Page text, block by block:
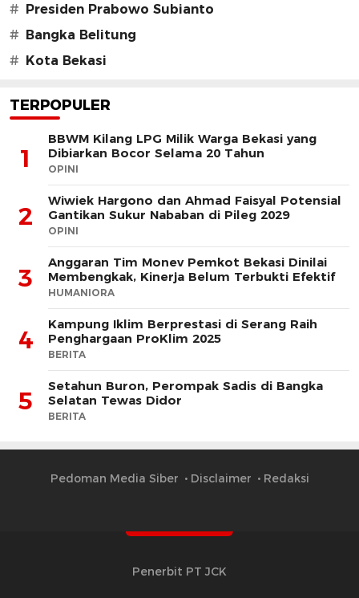
# Presiden Prabowo Subianto
# Bangka Belitung
# Kota Bekasi
TERPOPULER
1
BBWM Kilang LPG Milik Warga Bekasi yang
Dibiarkan Bocor Selama 20 Tahun
OPINI
2
Wiwiek Hargono dan Ahmad Faisyal Potensial
Gantikan Sukur Nababan di Pileg 2029
OPINI
3
Anggaran Tim Monev Pemkot Bekasi Dinilai
Membengkak, Kinerja Belum Terbukti Efektif
HUMANIORA
4
Kampung Iklim Berprestasi di Serang Raih
Penghargaan ProKlim 2025
BERITA
5
Setahun Buron, Perompak Sadis di Bangka
Selatan Tewas Didor
BERITA
Pedoman Media Siber Disclaimer Redaksi
Penerbit PT JCK